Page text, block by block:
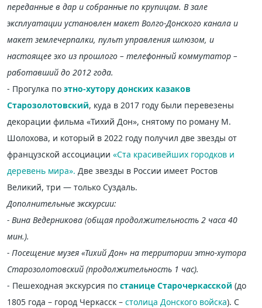
переданные в дар и собранные по крупицам. В зале
эксплуатации установлен макет Волго-Донского канала и
макет землечерпалки, пульт управления шлюзом, и
настоящее эхо из прошлого – телефонный коммутатор –
работавший до 2012 года.
- Прогулка по этно-хутору донских казаков
Старозолотовский, куда в 2017 году были перевезены
декорации фильма «Тихий Дон», снятому по роману М.
Шолохова, и который в 2022 году получил две звезды от
французской ассоциации «Ста красивейших городков и
деревень мира». Две звезды в России имеет Ростов
Великий, три — только Суздаль.
Дополнительные экскурсии:
- Вина Ведерникова (общая продолжительность 2 часа 40
мин.).
- Посещение музея «Тихий Дон» на территории этно-хутора
Старозолотовский (продолжительность 1 час).
- Пешеходная экскурсия по станице Старочеркасской (до
1805 года – город Черкасск – столица Донского войска). С